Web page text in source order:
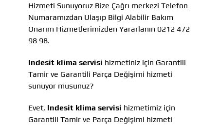
Hizmeti Sunuyoruz Bize Çağrı merkezi Telefon
Numaramızdan Ulaşıp Bilgi Alabilir Bakım
Onarım Hizmetlerimizden Yararlanın 0212 472
98 98.
Indesit klima servisi hizmetiniz için Garantili
Tamir ve Garantili Parça Değişimi hizmeti
sunuyor musunuz?
Evet, Indesit klima servisi hizmetimiz için
Garantili Tamir ve Parça Değişimi hizmeti